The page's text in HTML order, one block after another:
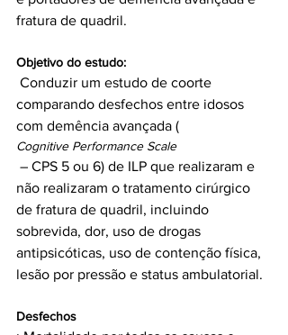
Objetivo do estudo:
comparando desfechos entre idosos
com demência avançada (
Cognitive Performance Scale
não realizaram o tratamento cirúrgico
de fratura de quadril, incluindo
sobrevida, dor, uso de drogas
antipsicóticas, uso de contenção física,
Desfechos